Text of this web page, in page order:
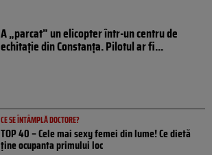
A „parcat” un elicopter într-un centru de
echitație din Constanța. Pilotul ar fi...
CE SE ÎNTÂMPLĂ DOCTORE?
TOP 40 – Cele mai sexy femei din lume! Ce dietă
ține ocupanta primului loc